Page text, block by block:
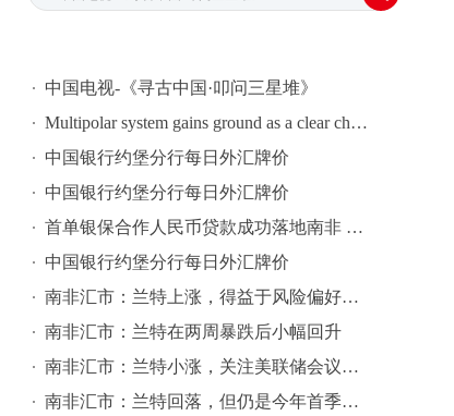
中国电视-《寻古中国·叩问三星堆》
Multipolar system gains ground as a clear choice for countries
中国银行约堡分行每日外汇牌价
中国银行约堡分行每日外汇牌价
首单银保合作人民币贷款成功落地南非 护航中国汽车“出海”
中国银行约堡分行每日外汇牌价
南非汇市：兰特上涨，得益于风险偏好的复苏
南非汇市：兰特在两周暴跌后小幅回升
南非汇市：兰特小涨，关注美联储会议记录
南非汇市：兰特回落，但仍是今年首季表现第二好的主要新兴市场货币